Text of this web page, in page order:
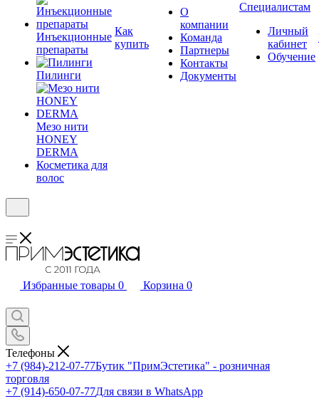
Инъекционные
препараты
Пилинги
Мезо нити
HONEY
DERMA
Косметика для
волос
Как
купить
О
компании
Команда
Партнеры
Контакты
Документы
Специалистам
Личный
кабинет
Обучение
Избранные товары 0 Корзина 0
Телефоны
+7 (984)-212-07-77Бутик "ПримЭстетика" - розничная
торговля
+7 (914)-650-07-77Для связи в WhatsApp